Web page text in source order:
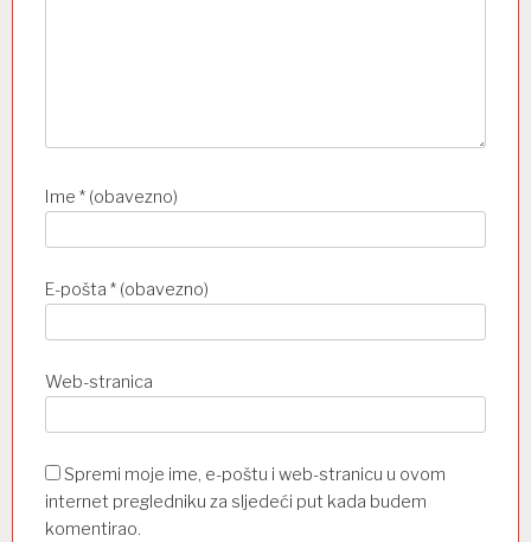
Ime * (obavezno)
E-pošta * (obavezno)
Web-stranica
Spremi moje ime, e-poštu i web-stranicu u ovom
internet pregledniku za sljedeći put kada budem
komentirao.